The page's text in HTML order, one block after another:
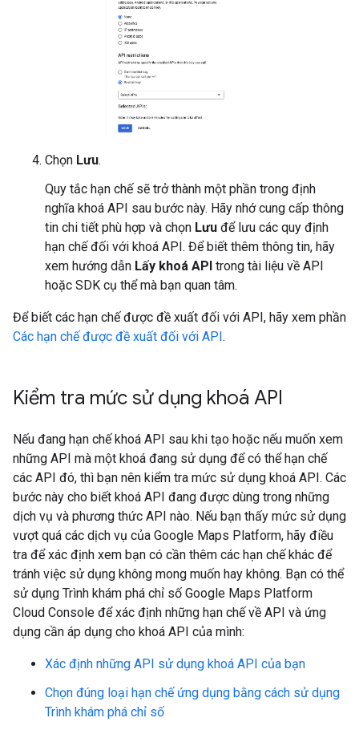
Chọn Lưu.
Quy tắc hạn chế sẽ trở thành một phần trong định
nghĩa khoá API sau bước này. Hãy nhớ cung cấp thông
tin chi tiết phù hợp và chọn Lưu để lưu các quy định
hạn chế đối với khoá API. Để biết thêm thông tin, hãy
xem hướng dẫn Lấy khoá API trong tài liệu về API
hoặc SDK cụ thể mà bạn quan tâm.
Để biết các hạn chế được đề xuất đối với API, hãy xem phần
Các hạn chế được đề xuất đối với API.
Kiểm tra mức sử dụng khoá API
Nếu đang hạn chế khoá API sau khi tạo hoặc nếu muốn xem
những API mà một khoá đang sử dụng để có thể hạn chế
các API đó, thì bạn nên kiểm tra mức sử dụng khoá API. Các
bước này cho biết khoá API đang được dùng trong những
dịch vụ và phương thức API nào. Nếu bạn thấy mức sử dụng
vượt quá các dịch vụ của Google Maps Platform, hãy điều
tra để xác định xem bạn có cần thêm các hạn chế khác để
tránh việc sử dụng không mong muốn hay không. Bạn có thể
sử dụng Trình khám phá chỉ số Google Maps Platform
Cloud Console để xác định những hạn chế về API và ứng
dụng cần áp dụng cho khoá API của mình:
Xác định những API sử dụng khoá API của bạn
Chọn đúng loại hạn chế ứng dụng bằng cách sử dụng
Trình khám phá chỉ số